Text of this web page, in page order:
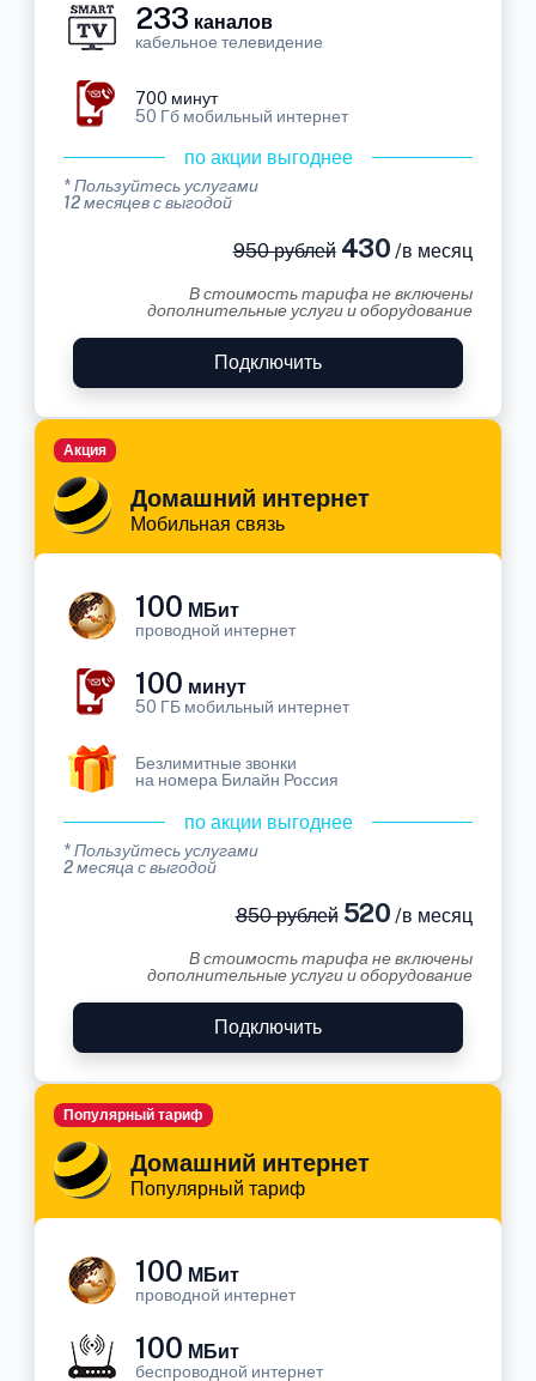
233 каналов
кабельное телевидение
700 минут
50 Гб мобильный интернет
по акции выгоднее
* Пользуйтесь услугами
12 месяцев с выгодой
950 рублей430 /в месяц
В стоимость тарифа не включены
дополнительные услуги и оборудование
Подключить
Домашний интернет
Мобильная связь
Акция
100 МБит
проводной интернет
100 минут
50 ГБ мобильный интернет
Безлимитные звонки
на номера Билайн Россия
по акции выгоднее
* Пользуйтесь услугами
2 месяца с выгодой
850 рублей520 /в месяц
В стоимость тарифа не включены
дополнительные услуги и оборудование
Подключить
Домашний интернет
Популярный тариф
Популярный тариф
100 МБит
проводной интернет
100 МБит
беспроводной интернет